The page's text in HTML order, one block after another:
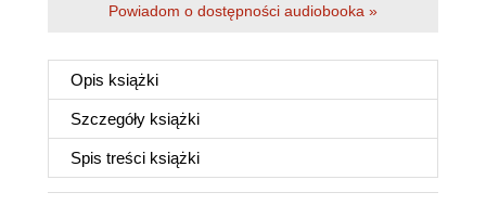
Powiadom o dostępności audiobooka »
Opis książki
Szczegóły książki
Spis treści książki